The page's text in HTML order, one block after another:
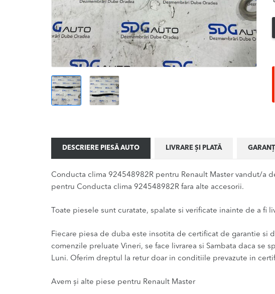
DESCRIERE PIESĂ AUTO LIVRARE ȘI PLATĂ
Conducta clima 924548982R pentru Renault Master vandut/a
pentru Conducta clima 924548982R fara alte accesorii.
Toate piesele sunt curatate, spalate si verificate inainte de a fi
Fiecare piesa de duba este insotita de certificat de garantie si
comenzile preluate Vineri, se face livrarea si Sambata daca se
Luni. Oferim dreptul la retur doar in conditiile prevazute in
Avem și alte piese pentru Renault Master